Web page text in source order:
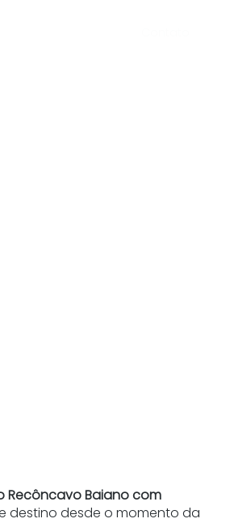
Recôncavo Baiano com
destino desde o momento da